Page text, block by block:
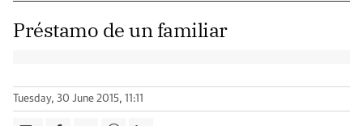
Préstamo de un familiar
Tuesday, 30 June 2015, 11:11